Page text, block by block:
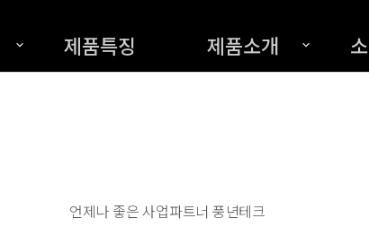
제품특징 제품소개
언제나 좋은 사업파트너 풍년테크